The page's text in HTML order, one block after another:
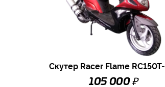
Скутер Racer Flame
105 000 ₽